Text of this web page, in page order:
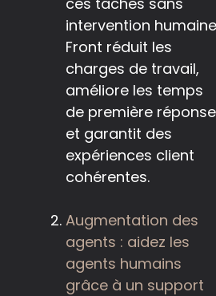
intervention
Front réduit les
charges de travail,
améliore les temps
de première réponse
et garantit des
expériences client
cohérentes.
Augmentation des
agents : aidez les
agents humains
grâce à un support